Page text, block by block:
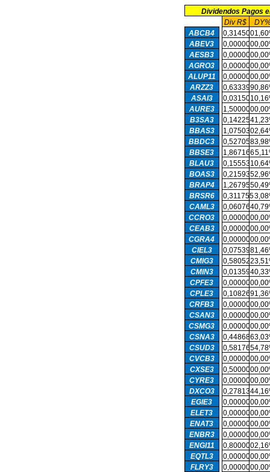
Dividendos Pagos
Div R$
ABCB4
0,314500
ABEV3
0,000000
AESB3
0,000000
AGRO3
0,000000
ALUP11
0,000000
ARZZ3
0,633399
ASAI3
0,031501
AURE3
1,500000
B3SA3
0,142254
BBAS3
1,075030
BBDC3
0,527058
BBSE3
1,867166
BLAU3
0,155531
BOAS3
0,215935
BRAP4
1,267955
BRSR6
0,311755
CAML3
0,060764
CCRO3
0,000000
CEAB3
0,000000
CGRA4
0,000000
CIEL3
0,075398
CMIG3
0,580522
CMIN3
0,013594
CPFE3
0,000000
CPLE3
0,108269
CRFB3
0,000000
CSAN3
0,000000
CSMG3
0,000000
CSNA3
0,448686
CSUD3
0,581765
CVCB3
0,000000
CXSE3
0,500000
CYRE3
0,000000
DXCO3
0,278134
EGIE3
0,000000
ELET3
0,000000
ENAT3
0,000000
ENBR3
0,000000
ENGI11
0,800000
EQTL3
0,000000
FLRY3
0,000000